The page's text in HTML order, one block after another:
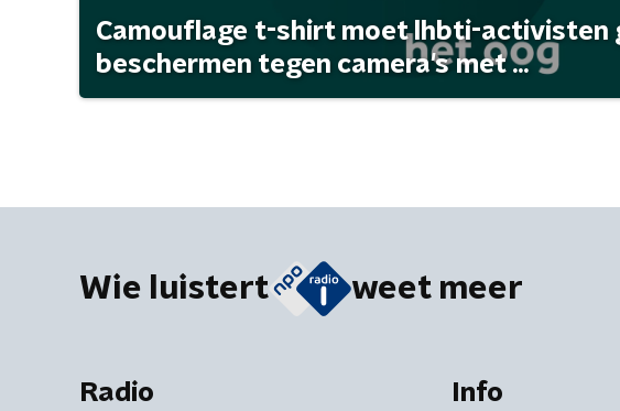
Camouflage t-shirt moet lhbti-activisten
beschermen tegen camera's met ...
Wie luistert weet meer
Radio Info